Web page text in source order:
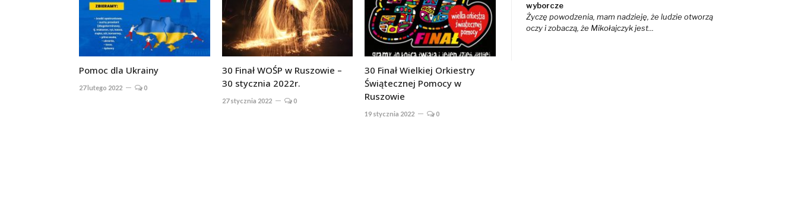
Pomoc dla Ukrainy
27 lutego 2022 0
30 Finał WOŚP w Ruszowie –
30 stycznia 2022r.
27 stycznia 2022 0
30 Finał Wielkiej Orkiestry
Świątecznej Pomocy w
Ruszowie
19 stycznia 2022 0
wyborcze
Życzę powodzenia, mam nadzieję, że ludzie otworzą
oczy i zobaczą, że Mikołajczyk jest...